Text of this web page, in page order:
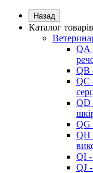
Назад
Каталог товарів
QA
QB
QC
QD
QG
QH
QI -
QJ